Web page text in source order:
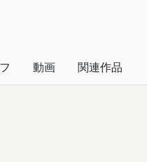
動画 関連作品